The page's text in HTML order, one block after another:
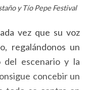
y Tío Pepe Festival
vez que su voz
regalándonos un
del escenario y la
concebir un